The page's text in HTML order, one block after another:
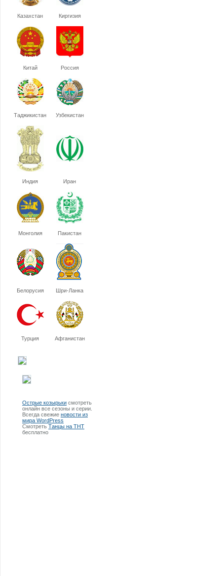
Казахстан Киргизия
Китай Россия
Таджикистан Узбекистан
Индия Иран
Монголия Пакистан
Белорусия Шри-Ланка
Турция Афганистан
Острые козырьки смотреть
онлайн все сезоны и серии.
Всегда свежие новости из
мира WordPress
Смотреть Танцы на ТНТ
бесплатно